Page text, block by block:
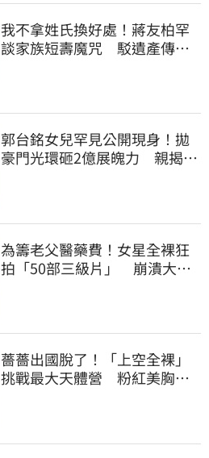
我不拿姓氏換好處！蔣友柏罕
談家族短壽魔咒 駁遺產傳
郭台銘女兒罕見公開現身！拋
豪門光環砸2億展魄力 親揭教
為籌老父醫藥費！女星全裸狂
拍「50部三級片」 崩潰大
薔薔出國脫了！「上空全裸」
挑戰最大天體營 粉紅美胸被